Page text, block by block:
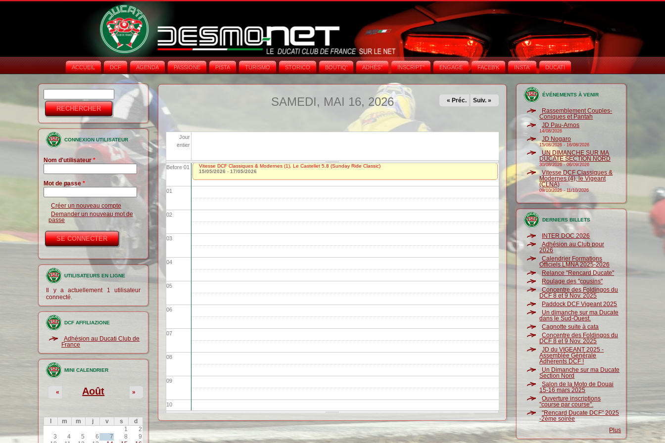
ACCUEIL DCF AGENDA PASSIONE PISTA TURISMO STORICO BOUTIQ' ADHÉS° INSCRIPT° ENGAGE FACEB'K INSTA‘ DUCATI
Formulaire de
recherche
CONNEXION UTILISATEUR
Nom d'utilisateur*
Mot de passe*
Créer un nouveau compte
Demander un nouveau mot de
passe
UTILISATEURS EN LIGNE
Il y a actuellement 1 utilisateur
connecté.
DCF AFFILIAZIONE
Adhésion au Ducati Club de
France
MINI CALENDRIER
Août
« »
m m j v s
d
1
2
3
4 5 6 7 8
9
SAMEDI, MAI 16, 2026 « Préc. Suiv. »
Jour
entier
Before 01
01
02
03
04
05
06
07
08
09
10
Vitesse DCF Classiques & Modernes (1), Le Castellet 5.8 (Sunday Ride Classic)
15/05/2026 -17/05/2026
ÉVÉNEMENTS À VENIR
Rassemblement Couples-
Coniques et Pantah
JD Pau-Arnos
14/08/2026
JD Nogaro
15/08/2026 -16/08/2026
UN DIMANCHE SUR MA
DUCATE SECTION NORD
30/08/2026-06/09/2026
Vitesse DCF Classiques &
Modernes (4), le Vigeant
(CLNA)
09/10/2026-11/10/2026
DERNIERS BILLETS
INTER DOC 2026
Adhésion au Club pour
2026
Calendrier Formations
Officiels LMNA 2025-2026
Relance "Rencard Ducate"
Roulage des "cousins"
Concentre des Foldingos du
DCF 8 et 9 Nov. 2025
Paddock DCF Vigeant 2025
Un dimanche sur ma Ducate
dans le Sud-Ouest.
Cagnotte suite à cata
Concentre des Foldingos du
DCF 8 et 9 Nov. 2025
JD du VIGEANT 2025 -
Assemblée Générale
Adhérents DCF !
Un Dimanche sur ma Ducate
Section Nord
Salon de la Moto de Douai
15-16 mars 2025
Ouverture inscriptions
"course par course".
"Rencard Ducate DCF" 2025
-2ème soirée
Plus